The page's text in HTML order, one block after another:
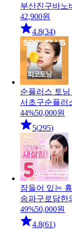
부산진구바노
42,900원
4.8(34)
순플러스 토
서초구순플러
44%50,000원
5(295)
잠들어 있는
송파구로담한
49%50,000원
4.8(61)